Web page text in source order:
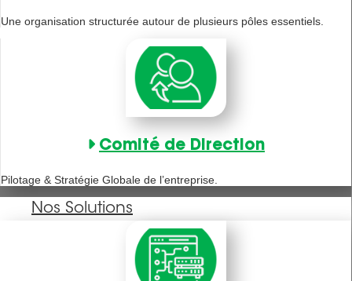
Une organisation structurée autour de plusieurs pôles essentiels.
Comité de Direction
Pilotage & Stratégie Globale de l’entreprise.
Nos Solutions